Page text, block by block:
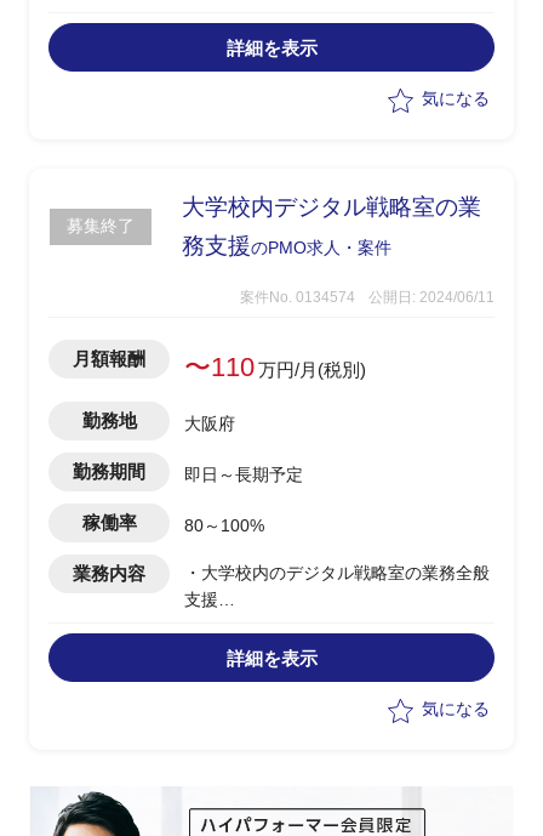
アサインする想定
・会計システム更改、教務学生システム
更改、学生BYOD推進、チャットボット
詳細を表示
気になる
募集終了
大学校内デジタル戦略室の業
務支援のPMO求人・案件
案件No. 0134574 公開日: 2024/06/11
月額報酬 〜110万円/月(税別)
勤務地 大阪府
勤務期間 即日～長期予定
稼働率 80～100%
業務内容
・大学校内のデジタル戦略室の業務全般
支援
業務の対応
詳細を表示
気になる